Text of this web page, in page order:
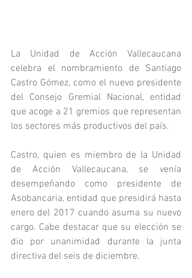
La Unidad de Acción Vallecaucana
celebra el nombramiento de Santiago
Castro Gómez, como el nuevo presidente
del Consejo Gremial Nacional, entidad
que acoge a 21 gremios que representan
los sectores más productivos del país.
Castro, quien es miembro de la Unidad
de Acción Vallecaucana, se venía
desempeñando como presidente de
Asobancaria, entidad que presidirá hasta
enero del 2017 cuando asuma su nuevo
cargo. Cabe destacar que su elección se
dio por unanimidad durante la junta
directiva del seis de diciembre.